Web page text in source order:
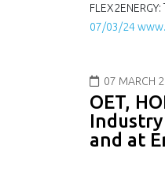
07/03/24
07 MARCH
OET,
and at